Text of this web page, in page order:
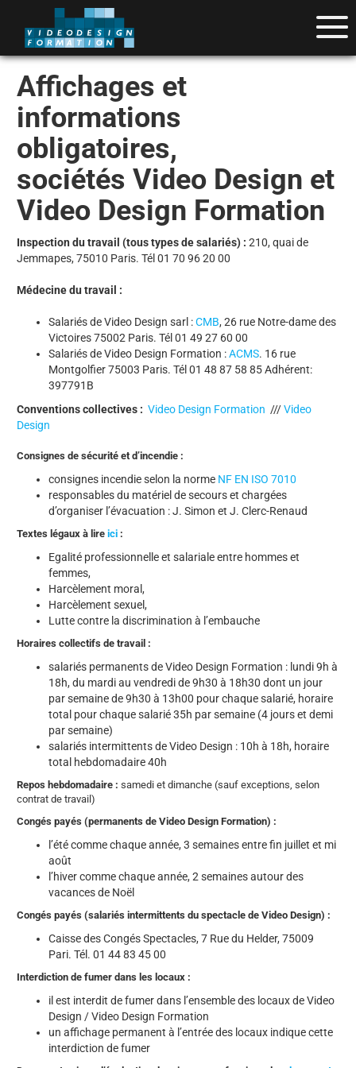
Affichages et
informations
obligatoires,
sociétés Video Design et
Video Design Formation
Inspection du travail (tous types de salariés) :210, quai de
Jemmapes, 75010 Paris. Tél 01 70 96 20 00
Médecine du travail :
Salariés de Video Design sarl :CMB, 26 rue Notre-dame des
Victoires 75002 Paris. Tél 01 49 27 60 00
Salariés de Video Design Formation :ACMS. 16 rue
Montgolfier 75003 Paris. Tél 01 48 87 58 85 Adhérent:
397791B
Conventions collectives :Video Design Formation ///Video
Design
Consignes de sécurité et d’incendie :
consignes incendie selon la norme NF EN ISO 7010
responsables du matériel de secours et chargées
d’organiser l’évacuation : J. Simon et J. Clerc-Renaud
Textes légaux à lireici :
Egalité professionnelle et salariale entre hommes et
femmes,
Harcèlement moral,
Harcèlement sexuel,
Lutte contre la discrimination à l’embauche
Horaires collectifs de travail :
salariés permanents de Video Design Formation : lundi 9h à
18h, du mardi au vendredi de 9h30 à 18h30 dont un jour
par semaine de 9h30 à 13h00 pour chaque salarié, horaire
total pour chaque salarié 35h par semaine (4 jours et demi
par semaine)
salariés intermittents de Video Design : 10h à 18h, horaire
total hebdomadaire 40h
Repos hebdomadaire : samedi et dimanche (sauf exceptions, selon
contrat de travail)
Congés payés (permanents de Video Design Formation) :
l’été comme chaque année, 3 semaines entre fin juillet et mi
août
l’hiver comme chaque année, 2 semaines autour des
vacances de Noël
Congés payés (salariés intermittents du spectacle de Video Design) :
Caisse des Congés Spectacles, 7 Rue du Helder, 75009
Pari. Tél. 01 44 83 45 00
Interdiction de fumer dans les locaux :
il est interdit de fumer dans l’ensemble des locaux de Video
Design / Video Design Formation
un affichage permanent à l’entrée des locaux indique cette
interdiction de fumer